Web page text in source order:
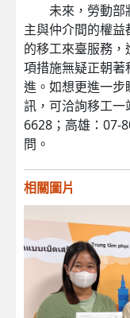
未來，勞動部
主與仲介間的權
的移工來臺服務
項措施無疑正朝
進。如想更進一
訊，可洽詢移工
6628；高雄：07-
問。
相關圖片